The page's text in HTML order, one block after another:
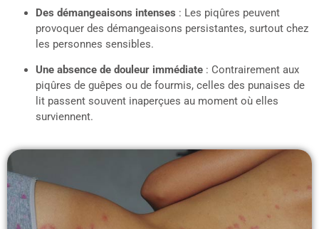
Des démangeaisons intenses : Les piqûres peuvent
provoquer des démangeaisons persistantes, surtout chez
les personnes sensibles.
Une absence de douleur immédiate : Contrairement aux
piqûres de guêpes ou de fourmis, celles des punaises de
lit passent souvent inaperçues au moment où elles
surviennent.